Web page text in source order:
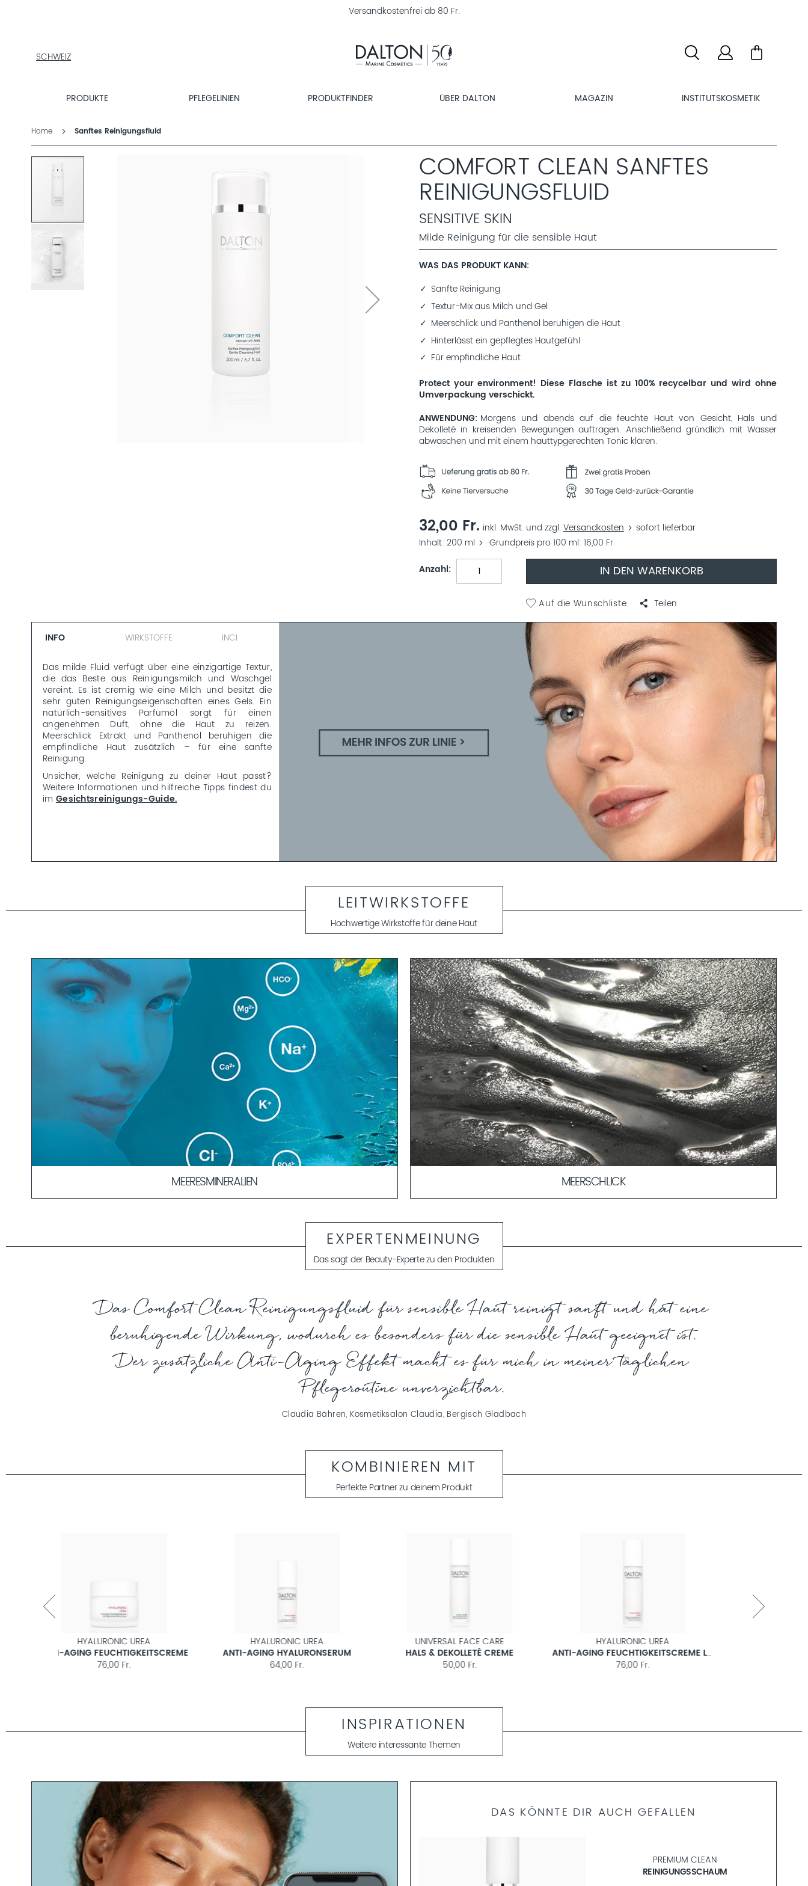
30 Tage Geld-zurück-Garantie
SCHWEIZ
INSTITUTSKOSMETIKPRODUKTE PFLEGELINIEN PRODUKTFINDER ÜBER DALTON MAGAZIN INSTITUTSKOSMETIK
Home Sanftes Reinigungsfluid
COMFORT CLEAN SANFTES
REINIGUNGSFLUID
SENSITIVE SKIN
Milde Reinigung für die sensible Haut
WAS DAS PRODUKT KANN
Sanfte Reinigung
Textur-Mix aus Milch und Gel
Meerschlick und Panthenol beruhigen die Haut
Hinterlässt ein gepflegtes Hautgefühl
Für empfindliche Haut
Protect your environment! Diese Flasche ist zu 100% recycelbar und wird ohne
Umverpackung verschickt.
ANWENDUNG Morgens und abends auf die feuchte Haut von Gesicht, Hals und
Dekolleté in kreisenden Bewegungen auftragen. Anschließend gründlich mit Wasser
abwaschen und mit einem hauttypgerechten Tonic klären.
32,00 Fr. inkl. MwSt. und zzgl.Versandkosten
sofort lieferbar
Inhalt 200 ml Grundpreis pro 100 ml 16,00 Fr.
Anzahl IN DEN WARENKORB
Auf die Wunschliste Teilen
INFO
Das milde Fluid verfügt über eine einzigartige Textur,
die das Beste aus Reinigungsmilch und Waschgel
vereint. Es ist cremig wie eine Milch und besitzt die
sehr guten Reinigungseigenschaften eines Gels. Ein
natürlich-sensitives Parfümöl sorgt für einen
angenehmen Duft, ohne die Haut zu reizen.
Meerschlick Extrakt und Panthenol beruhigen die
empfindliche Haut zusätzlich – für eine sanfte
Reinigung.
Unsicher, welche Reinigung zu deiner Haut passt?
Weitere Informationen und hilfreiche Tipps findest du
im Gesichtsreinigungs-Guide.
WIRKSTOFFE INCI
LEITWIRKSTOFFE
Hochwertige Wirkstoffe für deine Haut
MEERESMINERALIEN
eine schnellere und verträglichere Aufnahme der Wirkstoffe in tiefere Hautschichten.
Durch ihre körperbekannte Kombination dienen sie als „Transportmittel“ für weitere
Wirkstoffe in die Haut.
MEERSCHLICK
balneotherapeutischen Maßnahmen. Das Meer entfaltet seine wohltuenden Kräfte in
Form von Bädern, Packungen, Masken und wohltuenden Wärmebehandlungen.
EXPERTENMEINUNG
Das sagt der Beauty-Experte zu den Produkten
Das Comfort Clean Reinigungsfluid für sensible Haut reinigt sanft und hat eine
beruhigende Wirkung, wodurch es besonders für die sensible Haut geeignet ist.
Der zusätzliche Anti-Aging Effekt macht es für mich in meiner täglichen
Pflegeroutine unverzichtbar.
Claudia Bähren, Kosmetiksalon Claudia, Bergisch Gladbach
KOMBINIEREN MIT
Perfekte Partner zu deinem Produkt
HYALURONIC UREA
ANTI-AGING FEUCHTIGKEITSCREME LIGHT
76,00 Fr.
UNIVERSAL FACE CARE
GLÄTTENDES AUGENGEL
45,00 Fr.
CLASSIC CLEAN
AUGEN-MAKE-UP ENTFERNER
22,00 Fr.
COMFORT CLEAN
32,00 Fr.
INSPIRATIONEN
Weitere interessante Themen
DAS KÖNNTE DIR AUCH GEFALLEN
PREMIUM CLEAN
PFLEGENDES ANTI-AGING
PREMIUM CLEAN
REINIGUNGSSCHAUM